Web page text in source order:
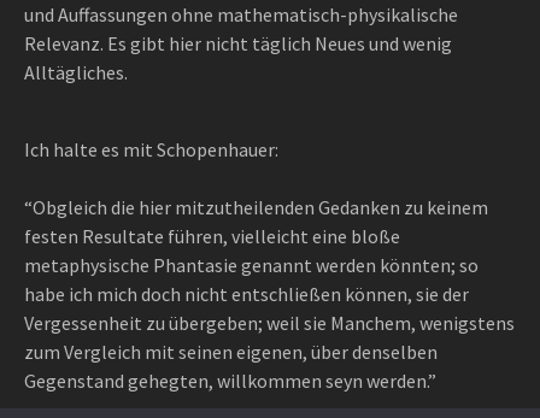
und Auffassungen ohne mathematisch-physikalische
Relevanz. Es gibt hier nicht täglich Neues und wenig
Alltägliches.
Ich halte es mit Schopenhauer:
“Obgleich die hier mitzutheilenden Gedanken zu keinem
festen Resultate führen, vielleicht eine bloße
metaphysische Phantasie genannt werden könnten; so
habe ich mich doch nicht entschließen können, sie der
Vergessenheit zu übergeben; weil sie Manchem, wenigstens
zum Vergleich mit seinen eigenen, über denselben
Gegenstand gehegten, willkommen seyn werden.”